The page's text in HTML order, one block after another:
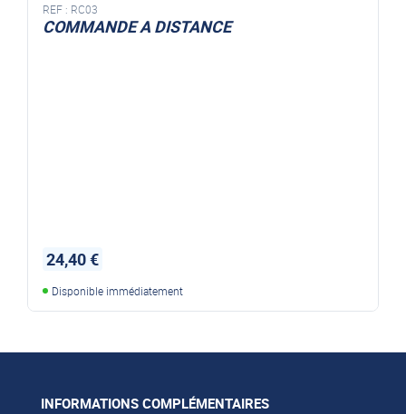
REF : RC03
COMMANDE A DISTANCE
24,40 €
Disponible immédiatement
INFORMATIONS COMPLÉMENTAIRES